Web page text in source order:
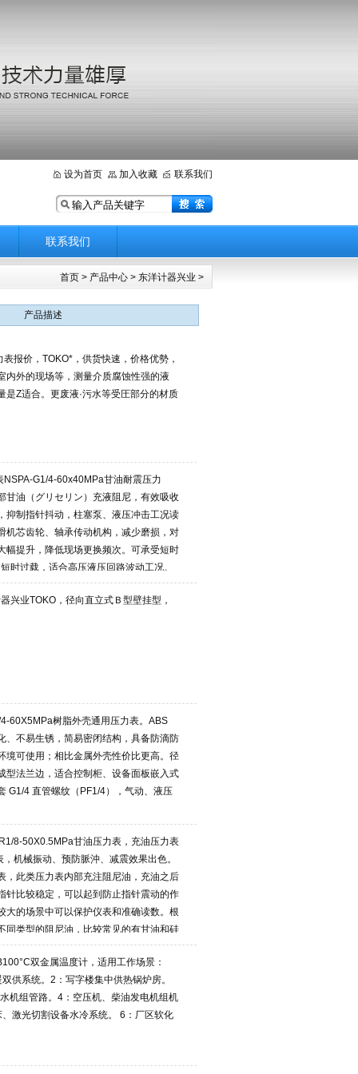
设为首页 加入收藏 联系我们
联系我们
首页 > 产品中心 > 东洋计器兴业 >
产品描述
报价，TOKO*，供货快速，价格优勢，
内外的现场等，测量介质腐蚀性强的液
是Z适合。更废液·污水等受圧部分的材质
NSPA-G1/4-60x40MPa甘油耐震压力
甘油（グリセリン）充液阻尼，有效吸收
抑制指针抖动，柱塞泵、液压冲击工况读
机芯齿轮、轴承传动机构，减少磨损，对
幅提升，降低现场更换频次。可承受短时
时过载，适合高压液压回路波动工况。
兴业TOKO，径向直立式Ｂ型壁挂型，
60X5MPa树脂外壳通用压力表。ABS
、不易生锈，简易密闭结构，具备防滴防
境可使用；相比金属外壳性价比更高。径
型法兰边，适合控制柜、设备面板嵌入式
G1/4 直管螺纹（PF1/4），气动、液压
8-50X0.5MPa甘油压力表，充油压力表
机械振动、预防脈沖、减震效果出色。
，此类压力表内部充注阻尼油，充油之后
针比较稳定，可以起到防止指针震动的作
大的场景中可以保护仪表和准确读数。根
同类型的阻尼油，比较常见的有甘油和硅
双金属温度计，适用工作场景：
供系统。2：写字楼集中供热锅炉房。
机组管路。4：空压机、柴油发电机组机
激光切割设备水冷系统。 6：厂区软化